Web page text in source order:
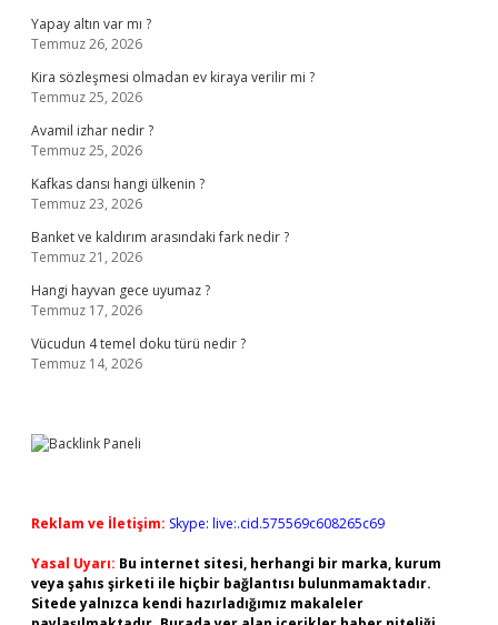
Yapay altın var mı ?
Temmuz 26, 2026
Kira sözleşmesi olmadan ev kiraya verilir mi ?
Temmuz 25, 2026
Avamil izhar nedir ?
Temmuz 25, 2026
Kafkas dansı hangi ülkenin ?
Temmuz 23, 2026
Banket ve kaldırım arasındaki fark nedir ?
Temmuz 21, 2026
Hangi hayvan gece uyumaz ?
Temmuz 17, 2026
Vücudun 4 temel doku türü nedir ?
Temmuz 14, 2026
Reklam ve İletişim: Skype: live:.cid.575569c608265c69
Yasal Uyarı: Bu internet sitesi, herhangi bir marka, kurum
veya şahıs şirketi ile hiçbir bağlantısı bulunmamaktadır.
Sitede yalnızca kendi hazırladığımız makaleler